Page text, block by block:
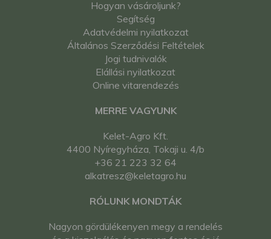
Hogyan vásároljunk?
Segítség
Adatvédelmi nyilatkozat
Általános Szerződési Feltételek
Jogi tudnivalók
Elállási nyilatkozat
Online vitarendezés
MERRE VAGYUNK
Kelet-Agro Kft.
4400 Nyíregyháza, Tokaji u. 4/b
+36 21 223 32 64
alkatresz@keletagro.hu
RÓLUNK MONDTÁK
Nagyon gördülékenyen megy a rendelés